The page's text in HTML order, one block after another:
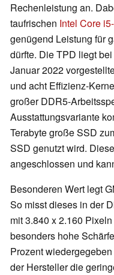
Rechenleistung an.
taufrischen Intel Core
genügend Leistung für
dürfte. Die TPD liegt
Januar 2022
und acht Effizienz-
großer DDR5-
Ausstattungsvariante
Terabyte große SSD
SSD genutzt wird.
angeschlossen und
Besonderen Wert legt
So misst dieses in der
mit 3.840 x 2.160
besonders hohe
Prozent
der Hersteller die